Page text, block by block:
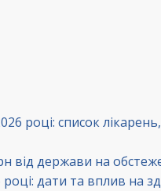
році: список
від держави на
дати та вплив на